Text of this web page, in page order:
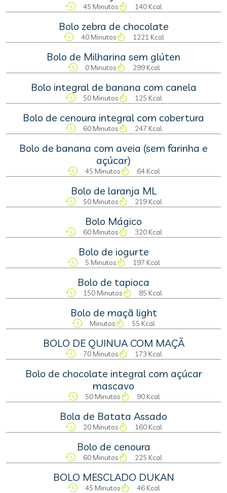
45 Minutos 140 Kcal
Bolo zebra de chocolate
40 Minutos 1221 Kcal
Bolo de Milharina sem glúten
0 Minutos 299 Kcal
Bolo integral de banana com canela
50 Minutos 125 Kcal
Bolo de cenoura integral com cobertura
60 Minutos 247 Kcal
Bolo de banana com aveia (sem farinha e
açúcar)
45 Minutos 64 Kcal
Bolo de laranja ML
50 Minutos 219 Kcal
Bolo Mágico
60 Minutos 320 Kcal
Bolo de iogurte
5 Minutos 197 Kcal
Bolo de tapioca
150 Minutos 85 Kcal
Bolo de maçã light
Minutos 55 Kcal
BOLO DE QUINUA COM MAÇÃ
70 Minutos 173 Kcal
Bolo de chocolate integral com açúcar
mascavo
50 Minutos 90 Kcal
Bola de Batata Assado
20 Minutos 160 Kcal
Bolo de cenoura
60 Minutos 225 Kcal
BOLO MESCLADO DUKAN
45 Minutos 46 Kcal